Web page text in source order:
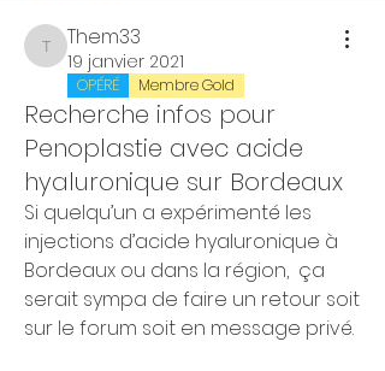
Them33
Them33
19 janvier 2021
OPÉRÉ Membre Gold
Recherche infos pour
Penoplastie avec acide
hyaluronique sur Bordeaux
Si quelqu’un a expérimenté les
injections d’acide hyaluronique à
Bordeaux ou dans la région,  ça
serait sympa de faire un retour soit
sur le forum soit en message privé.